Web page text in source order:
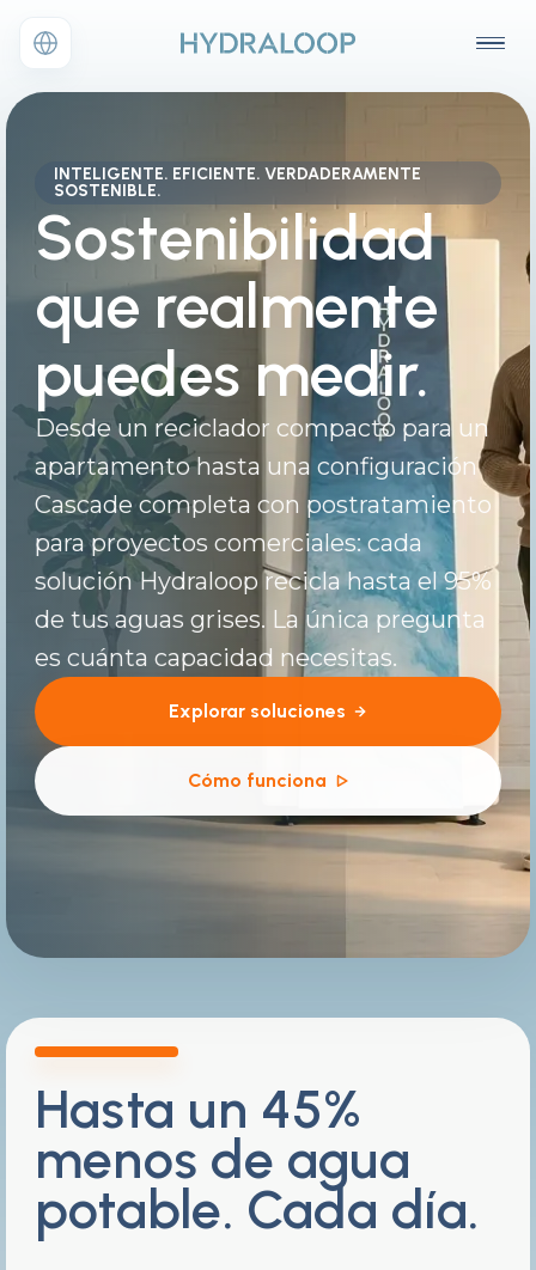
INTELIGENTE. EFICIENTE. VERDADERAMENTE
SOSTENIBLE.
Sostenibilidad
que realmente
puedes medir.
Desde un reciclador compacto para un
apartamento hasta una configuración
Cascade completa con postratamiento
para proyectos comerciales: cada
solución Hydraloop recicla hasta el 95%
de tus aguas grises. La única pregunta
es cuánta capacidad necesitas.
Explorar soluciones
Cómo funciona
Hasta un 45%
menos de agua
potable. Cada día.